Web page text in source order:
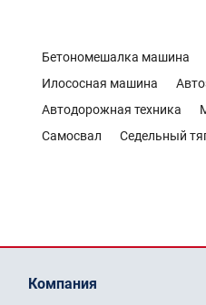
Бетономешалка машина
Илососная машина
Автодорожная техника
Самосвал
Седельный
Компания